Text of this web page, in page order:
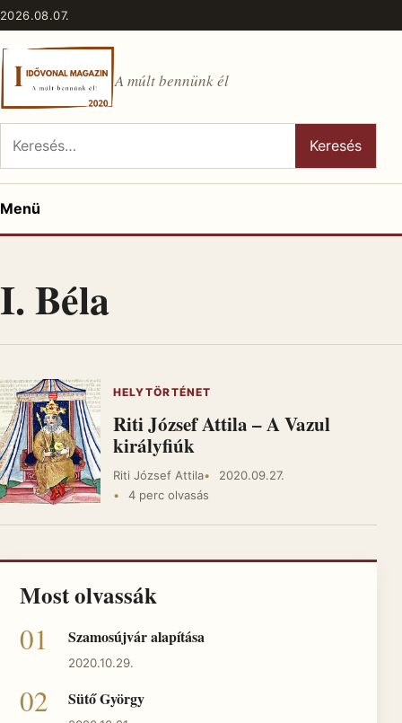
Ugrás a tartalomhoz
2026.08.07.
A múlt bennünk él
Keresés:
Keresés
Menü
I. Béla
HELYTÖRTÉNET
Riti József Attila – A Vazul
királyfiúk
Riti József Attila
2020.09.27.
4 perc olvasás
Most olvassák
Szamosújvár alapítása
2020.10.29.
Sütő György